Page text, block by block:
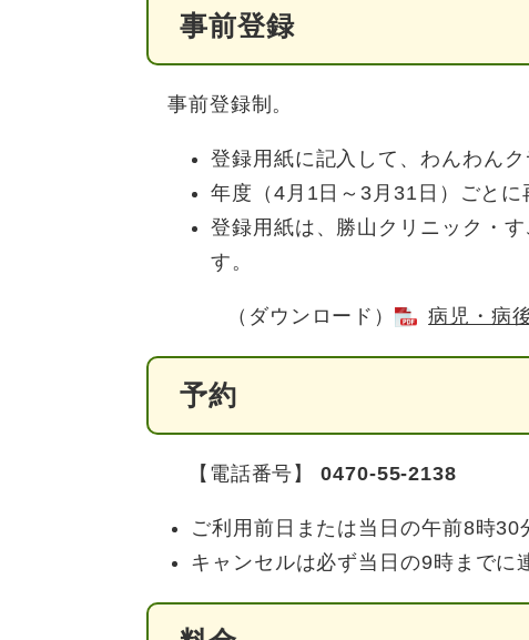
事前登録
事前登録制。
登録用紙に記入して、わんわん
年度（4月1日～3月31日）ごとに
登録用紙は、勝山クリニック・
す。
（ダウンロード） 病児・病
予約
​【電話番号】0470-55-2138
ご利用前日または当日の午前8時30
キャンセルは必ず当日の9時までに